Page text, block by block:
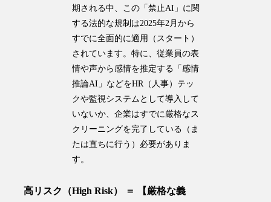
期される中、この「禁止AI」に関
する法的な規制は2025年2月から
すでに全面的に適用（スタート）
されています。特に、従業員の表
情や声から感情を推定する「感情
推論AI」などをHR（人事）テッ
クや監視システムとして導入して
いないか、企業はすでに厳格なス
クリーニングを完了している（ま
たは直ちに行う）必要がありま
す。
高リスク（High Risk） ＝ 【厳格な義